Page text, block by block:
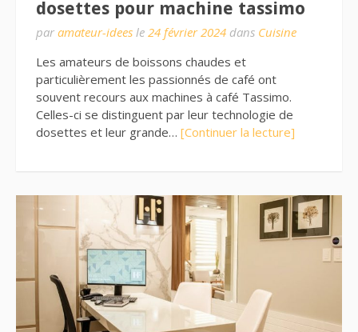
dosettes pour machine tassimo
par amateur-idees le 24 février 2024 dans Cuisine
Les amateurs de boissons chaudes et
particulièrement les passionnés de café ont
souvent recours aux machines à café Tassimo.
Celles-ci se distinguent par leur technologie de
dosettes et leur grande… [Continuer la lecture]